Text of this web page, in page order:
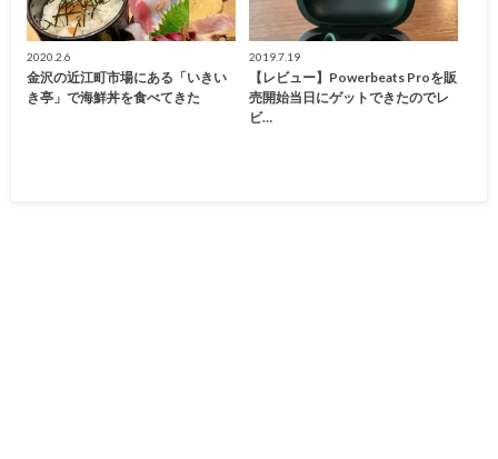
2020.2.6
金沢の近江町市場にある「いきい
き亭」で海鮮丼を食べてきた
2019.7.19
【レビュー】Powerbeats Proを販
売開始当日にゲットできたのでレ
ビ…